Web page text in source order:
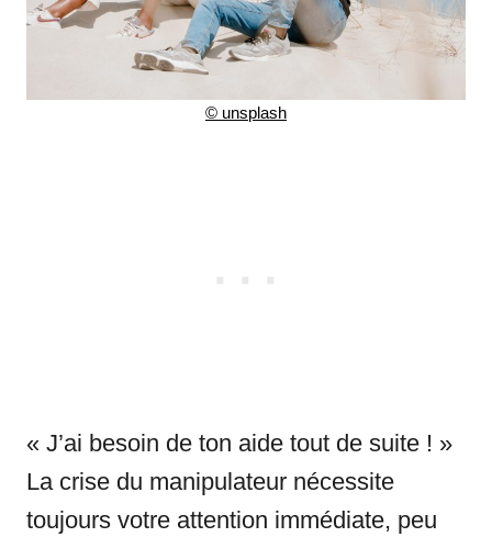
© unsplash
« J’ai besoin de ton aide tout de suite ! »
La crise du manipulateur nécessite
toujours votre attention immédiate, peu